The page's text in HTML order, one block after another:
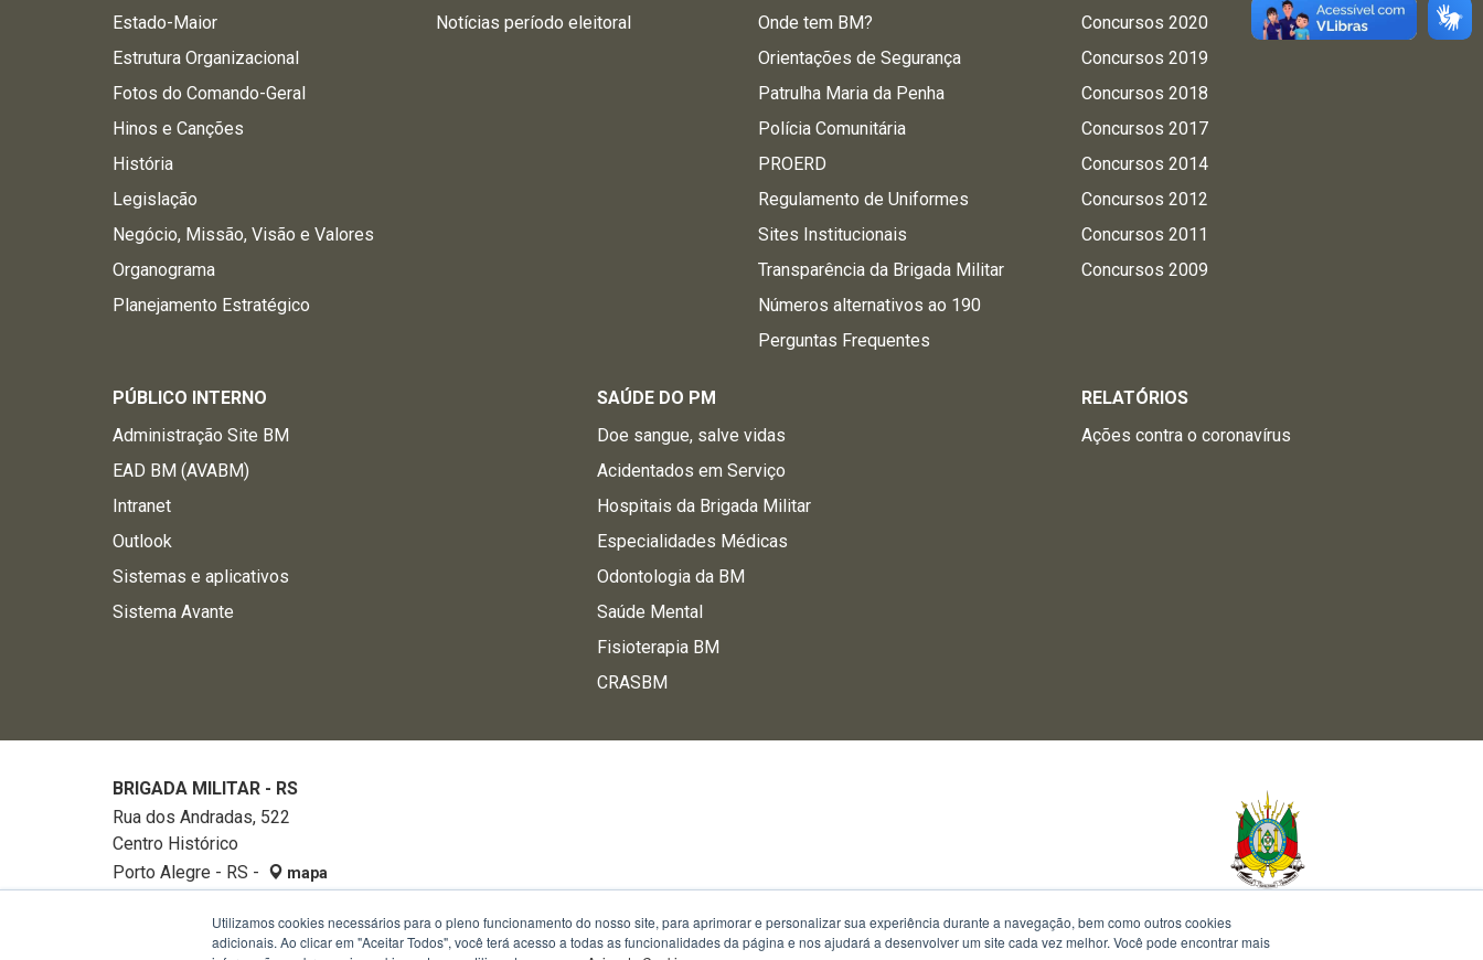
Estado-Maior
Estrutura Organizacional
Fotos do Comando-Geral
Hinos e Canções
História
Legislação
Negócio, Missão, Visão e Valores
Organograma
Planejamento Estratégico
Notícias período eleitoral
Onde tem BM?
Orientações de Segurança
Patrulha Maria da Penha
Polícia Comunitária
PROERD
Regulamento de Uniformes
Sites Institucionais
Transparência da Brigada Militar
Números alternativos ao 190
Perguntas Frequentes
Concursos 2020
Concursos 2019
Concursos 2018
Concursos 2017
Concursos 2014
Concursos 2012
Concursos 2011
Concursos 2009
PÚBLICO INTERNO
Administração Site BM
EAD BM (AVABM)
Intranet
Outlook
Sistemas e aplicativos
Sistema Avante
SAÚDE DO PM
Doe sangue, salve vidas
Acidentados em Serviço
Hospitais da Brigada Militar
Especialidades Médicas
Odontologia da BM
Saúde Mental
Fisioterapia BM
CRASBM
RELATÓRIOS
Ações contra o coronavírus
BRIGADA MILITAR - RS
Rua dos Andradas, 522
Centro Histórico
Porto Alegre - RS -
mapa
32882740Utilizamos cookies necessários para o pleno funcionamento do nosso site, para aprimorar e personalizar sua experiência durante a navegação, bem como outros cookies
adicionais. Ao clicar em "Aceitar Todos", você terá acesso a todas as funcionalidades da página e nos ajudará a desenvolver um site cada vez melhor. Você pode encontrar mais